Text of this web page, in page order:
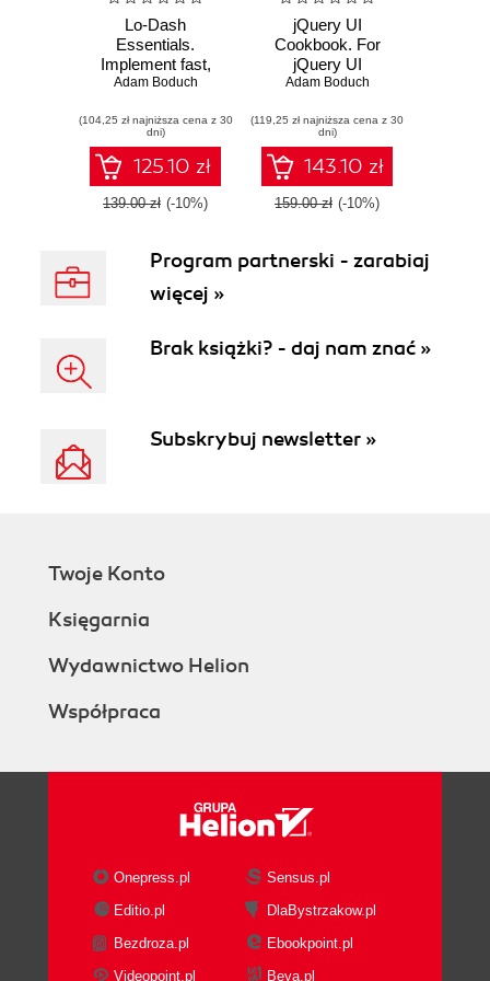
Lo-Dash
Essentials.
Implement fast,
lean, and readable
with Lo-Dash
Adam Boduch
(104,25 zł najniższa cena z 30
dni)
125.10 zł
139.00 zł (-10%)
jQuery UI
Cookbook. For
jQuery UI
developers this is
to maximizing the
potential of your
user interfaces.
Full of great
practical recipes
framework, it's an
Adam Boduch
(119,25 zł najniższa cena z 30
dni)
143.10 zł
159.00 zł (-10%)
Program partnerski - zarabiaj
więcej »
Brak książki? - daj nam znać »
Subskrybuj newsletter »
Twoje Konto
Księgarnia
Wydawnictwo Helion
Współpraca
Onepress.pl
Sensus.pl
Editio.pl
DlaBystrzakow.pl
Bezdroza.pl
Ebookpoint.pl
Videopoint.pl
Beya.pl